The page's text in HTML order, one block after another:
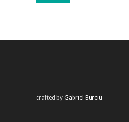
crafted by Gabriel Burciu